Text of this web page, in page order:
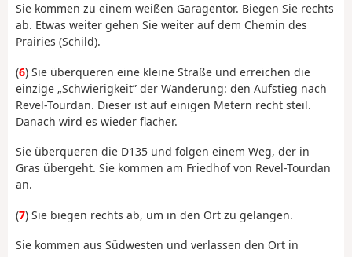
Sie kommen zu einem weißen Garagentor. Biegen Sie rechts
ab. Etwas weiter gehen Sie weiter auf dem Chemin des
Prairies (Schild).
(6) Sie überqueren eine kleine Straße und erreichen die
einzige „Schwierigkeit” der Wanderung: den Aufstieg nach
Revel-Tourdan. Dieser ist auf einigen Metern recht steil.
Danach wird es wieder flacher.
Sie überqueren die D135 und folgen einem Weg, der in
Gras übergeht. Sie kommen am Friedhof von Revel-Tourdan
an.
(7) Sie biegen rechts ab, um in den Ort zu gelangen.
Sie kommen aus Südwesten und verlassen den Ort in